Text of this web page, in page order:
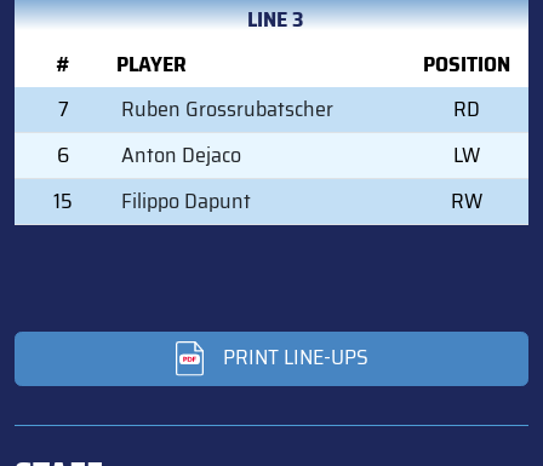
LINE 3
#
PLAYER
POSITION
7
Ruben Grossrubatscher
RD
6
Anton Dejaco
LW
15
Filippo Dapunt RW
PRINT LINE-UPS